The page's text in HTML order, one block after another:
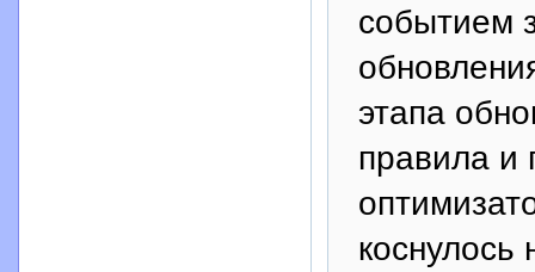
событием
этапа
правила и
коснулось